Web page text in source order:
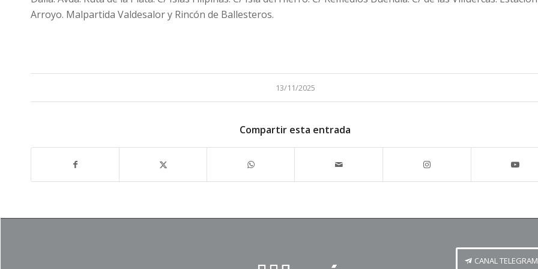
Arroyo. Malpartida Valdesalor y Rincón de Ballesteros.
13/11/2025
Compartir esta entrada
CANAL TELEGRAM